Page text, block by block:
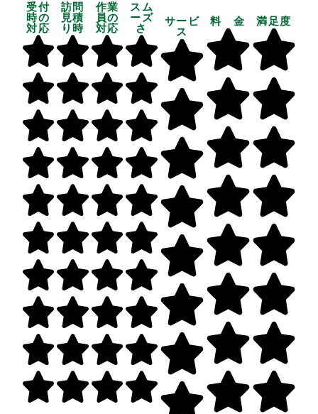
受付
時の
対応
訪問
見積
り時
作業
員の
対応
スム
ーズ
さ
サービ
ス
料 金 満足度